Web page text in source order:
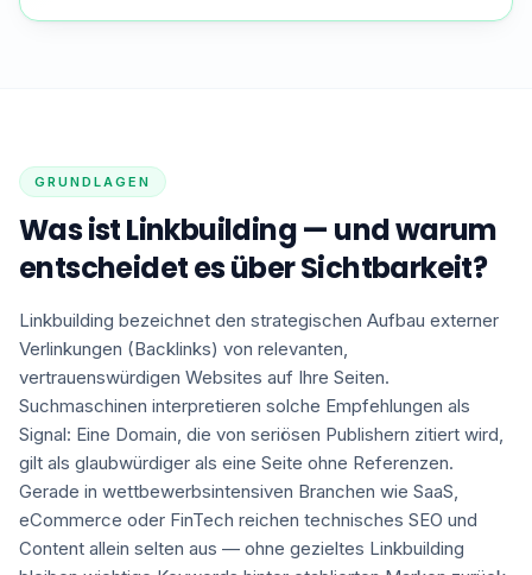
GRUNDLAGEN
Was ist Linkbuilding — und warum
entscheidet es über Sichtbarkeit?
Linkbuilding bezeichnet den strategischen Aufbau externer
Verlinkungen (Backlinks) von relevanten,
vertrauenswürdigen Websites auf Ihre Seiten.
Suchmaschinen interpretieren solche Empfehlungen als
Signal: Eine Domain, die von seriösen Publishern zitiert wird,
gilt als glaubwürdiger als eine Seite ohne Referenzen.
Gerade in wettbewerbsintensiven Branchen wie SaaS,
eCommerce oder FinTech reichen technisches SEO und
Content allein selten aus — ohne gezieltes Linkbuilding